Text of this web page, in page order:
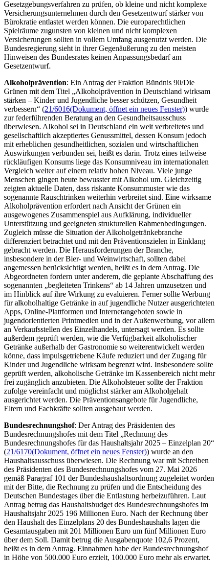
Gesetzgebungsverfahren zu prüfen, ob kleine und nicht komplexe
Versicherungsunternehmen durch den Gesetzentwurf stärker von
Bürokratie entlastet werden können. Die europarechtlichen
Spielräume zugunsten von kleinen und nicht komplexen
Versicherungen sollten in vollem Umfang ausgenutzt werden. Die
Bundesregierung sieht in ihrer Gegenäußerung zu den meisten
Hinweisen des Bundesrates keinen Anpassungsbedarf am
Gesetzentwurf.
Alkoholprävention: Ein Antrag der Fraktion Bündnis 90/Die
Grünen mit dem Titel „Alkoholprävention in Deutschland wirksam
stärken – Kinder und Jugendliche besser schützen, Gesundheit
verbessern“ (21/6016(Dokument, öffnet ein neues Fenster)) wurde
zur federführenden Beratung an den Gesundheitsausschuss
überwiesen. Alkohol sei in Deutschland ein weit verbreitetes und
gesellschaftlich akzeptiertes Genussmittel, dessen Konsum jedoch
mit erheblichen gesundheitlichen, sozialen und wirtschaftlichen
Auswirkungen verbunden sei, heißt es darin. Trotz eines teilweise
rückläufigen Konsums liege das Konsumniveau im internationalen
Vergleich weiter auf einem relativ hohen Niveau. Viele junge
Menschen gingen heute bewusster mit Alkohol um. Gleichzeitig
zeigten aktuelle Daten, dass riskante Konsummuster wie das
sogenannte Rauschtrinken weiterhin verbreitet sind. Eine wirksame
Alkoholprävention erfordert nach Ansicht der Grünen ein
ausgewogenes Zusammenspiel aus Aufklärung, individueller
Unterstützung und geeigneten strukturellen Rahmenbedingungen.
Zugleich müsse die Situation der Alkoholgetränkebranche
differenziert betrachtet und mit den Präventionszielen in Einklang
gebracht werden. Die Herausforderungen der Branche,
insbesondere in der Bier- und Weinwirtschaft, sollten dabei
angemessen berücksichtigt werden, heißt es in dem Antrag. Die
Abgeordneten fordern unter anderem, die geplante Abschaffung des
sogenannten „begleiteten Trinkens“ ab 14 Jahren umzusetzen und
im Hinblick auf ihre Wirkung zu evaluieren. Ferner sollte Werbung
für alkoholhaltige Getränke in auf jugendliche Nutzer ausgerichteten
Apps, Online-Plattformen und Internetangeboten sowie in
jugendorientierten Printmedien und in der Außenwerbung, vor allem
an Verkaufsstellen des Einzelhandels, untersagt werden. Es sollte
außerdem geprüft werden, wie die Verfügbarkeit alkoholischer
Getränke außerhalb der Gastronomie so weiterentwickelt werden
könne, dass impulsgetriebene Käufe reduziert und der Zugang für
Kinder und Jugendliche wirksam begrenzt wird. Insbesondere sollte
geprüft werden, alkoholische Getränke im Kassenbereich nicht mehr
frei zugänglich anzubieten. Die Alkoholsteuer sollte der Fraktion
zufolge vereinfacht und möglichst stärker am Alkoholgehalt
ausgerichtet werden. Die Präventionsangebote für Jugendliche,
Eltern und Fachkräfte sollten ausgebaut werden.
Bundesrechnungshof: Der Antrag des Präsidenten des
Bundesrechnungshofes mit dem Titel „Rechnung des
Bundesrechnungshofes für das Haushaltsjahr 2025 – Einzelplan 20“
(21/6170(Dokument, öffnet ein neues Fenster)) wurde an den
Haushaltsausschuss überwiesen. Die Rechnung war mit Schreiben
des Präsidenten des Bundesrechnungshofes vom 27. Mai 2026
gemäß Paragraf 101 der Bundeshaushaltsordnung zugeleitet worden
mit der Bitte, die Rechnung zu prüfen und die Entscheidung des
Deutschen Bundestages über die Entlastung herbeizuführen. Laut
Antrag betrug das Haushaltsbudget des Bundesrechnungshofes im
Haushaltsjahr 2025 196 Millionen Euro. Nach der Rechnung über
den Haushalt des Einzelplans 20 des Bundeshaushalts lagen die
Gesamtausgaben mit 201 Millionen Euro um fünf Millionen Euro
über dem Soll. Damit betrug die Ausgabenquote 102,6 Prozent,
heißt es in dem Antrag. Einnahmen habe der Bundesrechnungshof
in Höhe von 500.000 Euro erzielt, 100.000 Euro mehr als erwartet.